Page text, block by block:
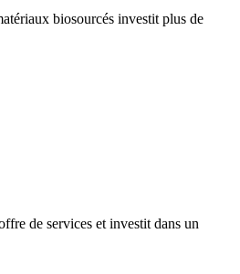
biosourcés investit plus de
de services et investit dans un